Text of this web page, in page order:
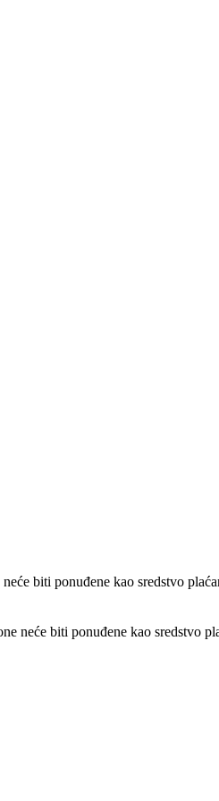
biti ponuđene kao sredstvo
neće biti ponuđene kao sredstvo